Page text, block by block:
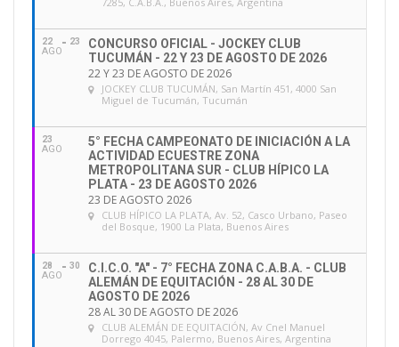
22
AGO
23
CONCURSO OFICIAL - JOCKEY CLUB
TUCUMÁN - 22 Y 23 DE AGOSTO DE 2026
22 Y 23 DE AGOSTO DE 2026
JOCKEY CLUB TUCUMÁN, San Martín 451, 4000 San
Miguel de Tucumán, Tucumán
23
AGO
5° FECHA CAMPEONATO DE INICIACIÓN A LA
ACTIVIDAD ECUESTRE ZONA
METROPOLITANA SUR - CLUB HÍPICO LA
PLATA - 23 DE AGOSTO 2026
23 DE AGOSTO 2026
CLUB HÍPICO LA PLATA, Av. 52, Casco Urbano, Paseo
del Bosque, 1900 La Plata, Buenos Aires
28
AGO
30
C.I.C.O. "A" - 7° FECHA ZONA C.A.B.A. - CLUB
ALEMÁN DE EQUITACIÓN - 28 AL 30 DE
AGOSTO DE 2026
28 AL 30 DE AGOSTO DE 2026
CLUB ALEMÁN DE EQUITACIÓN, Av Cnel Manuel
Dorrego 4045, Palermo, Buenos Aires, Argentina